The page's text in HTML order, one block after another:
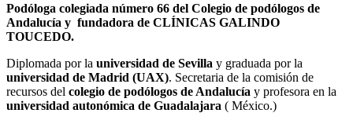
Podóloga colegiada número 66 del Colegio de podólogos de
Andalucía y fundadora de CLÍNICAS GALINDO
TOUCEDO.
Diplomada por la universidad de Sevilla y graduada por la
universidad de Madrid (UAX). Secretaria de la comisión de
recursos del colegio de podólogos de Andalucía y profesora en la
universidad autonómica de Guadalajara ( México.)